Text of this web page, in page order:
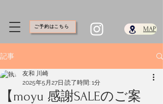
ご予約はこちら ​MAP
記事
【moyu 感謝SALEのご案
友和 川崎
2025年5月27日 読了時間: 1分